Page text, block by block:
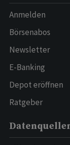
Anmelden
Börsenabos
Newsletter
E-Banking
Depot eröffnen
Ratgeber